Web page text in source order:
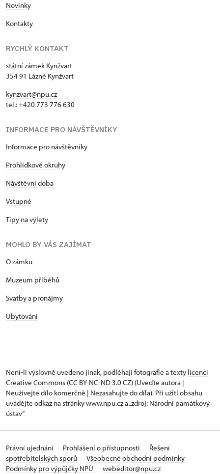
Novinky
Kontakty
RYCHLÝ KONTAKT
státní zámek Kynžvart
354 91 Lázně Kynžvart
kynzvart@npu.cz
tel.: +420 773 776 630
INFORMACE PRO NÁVŠTĚVNÍKY
Informace pro návštěvníky
Prohlídkové okruhy
Návštěvní doba
Vstupné
Tipy na výlety
MOHLO BY VÁS ZAJÍMAT
O zámku
Muzeum příběhů
Svatby a pronájmy
Ubytování
Není-li výslovně uvedeno jinak, podléhají fotografie a texty licenci
Creative Commons (CC BY-NC-ND 3.0 CZ) (Uveďte autora |
Neužívejte dílo komerčně | Nezasahujte do díla). Při užití obsahu
uvádějte odkaz na stránky www.npu.cz a „zdroj: Národní památkový
ústav“
Právní ujednání Prohlášení o přístupnosti
Řešení
spotřebitelských sporů
Všeobecné obchodní podmínky
Podmínky pro výpůjčky NPÚ
webeditor@npu.cz